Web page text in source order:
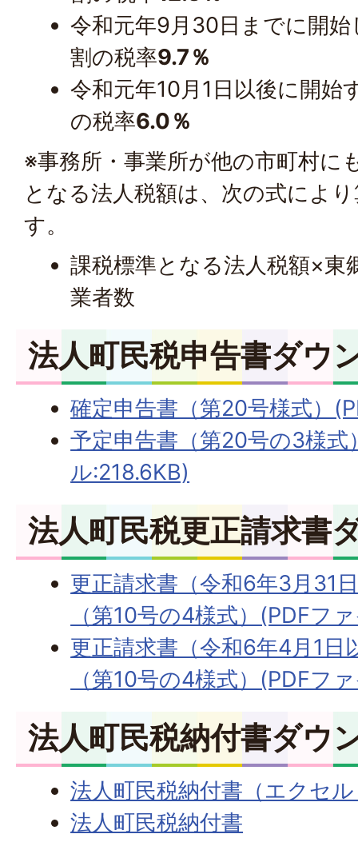
令和元年9月30日までに開
割の税率9.7％
令和元年10月1日以後に開始
の税率6.0％
※事務所・事業所が他の市町村に
となる法人税額は、次の式によ
す。
課税標準となる法人税額×東
業者数
法人町民税申告書ダウ
確定申告書（第20号様式）
予定申告書（第20号の3様式
ル:218.6KB)
法人町民税更正請求書
更正請求書（令和6年3月31
（第10号の4様式）(PDFフ
更正請求書（令和6年4月1日
（第10号の4様式）(PDFフ
法人町民税納付書ダウ
法人町民税納付書（エクセ
法人町民税納付書